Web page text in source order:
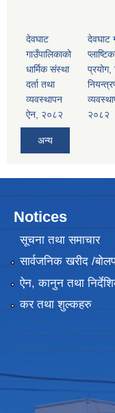
देवघाट
गाउँपालिकाको
धार्मिक संस्था
दर्ता तथा
व्यवस्थापन
ऐन, २०८२
देवघाट
प्रयोग,
२०८२
अन्य
Notices
सूचना तथा समाचार
सार्वजनिक खरीद /
ऐन, कानुन तथा
कर तथा शुल्कहरु